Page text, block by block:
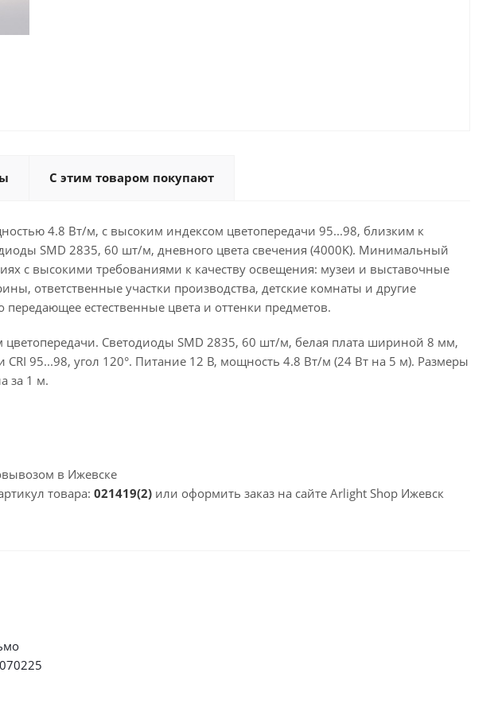
С этим товаром покупают
4.8 Вт/м, с высоким индексом цветопередачи 95...98, близким к
SMD 2835, 60 шт/м, дневного цвета свечения (4000K). Минимальный
с высокими требованиями к качеству освещения: музеи и выставочные
ответственные участки производства, детские комнаты и другие
естественные цвета и оттенки предметов.
цветопередачи. Светодиоды SMD 2835, 60 шт/м, белая плата шириной 8 мм,
95...98, угол 120°. Питание 12 В, мощность 4.8 Вт/м (24 Вт на 5 м). Размеры
за 1 м.
в Ижевске
товара: 021419(2) или оформить заказ на сайте Arlight Shop Ижевск